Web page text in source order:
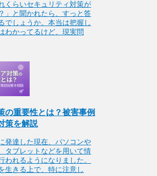
くらいセキュリティ対策が
」と聞かれたら、すっと答
でしょうか。本当は把握し
わかってるけど、現実問
の重要性とは？被害事例
策を解説
発達した現在、パソコンや
タブレットなどを用いて情
われるようになりました。
生きる上で、特に注意し